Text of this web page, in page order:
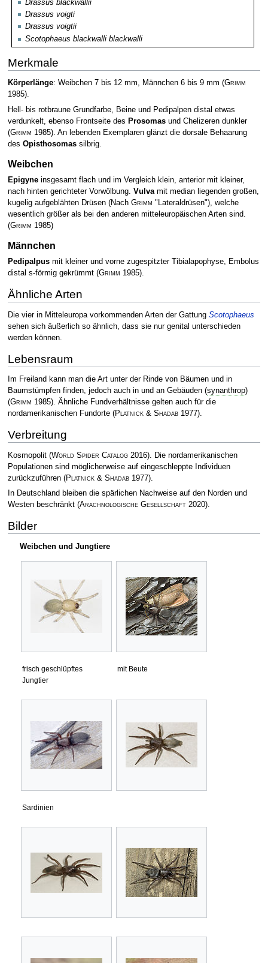
Drassus blackwallii
Drassus voigti
Drassus voigtii
Scotophaeus blackwalli blackwalli
Merkmale
Körperlänge: Weibchen 7 bis 12 mm, Männchen 6 bis 9 mm (Grimm
1985).
Hell- bis rotbraune Grundfarbe, Beine und Pedipalpen distal etwas
verdunkelt, ebenso Frontseite des Prosomasund Chelizeren dunkler
(Grimm 1985). An lebenden Exemplaren glänzt die dorsale Behaarung
des Opisthosomassilbrig.
Weibchen
Epigyneinsgesamt flach und im Vergleich klein, anterior mit kleiner,
nach hinten gerichteter Vorwölbung. Vulvamit median liegenden großen,
kugelig aufgeblähten Drüsen (Nach Grimm "Lateraldrüsen"), welche
wesentlich größer als bei den anderen mitteleuropäischen Arten sind.
(Grimm 1985)
Männchen
Pedipalpusmit kleiner und vorne zugespitzter Tibialapophyse, Embolus
distal s-förmig gekrümmt (Grimm 1985).
Ähnliche Arten
Die vier in Mitteleuropa vorkommenden Arten der Gattung Scotophaeus
sehen sich äußerlich so ähnlich, dass sie nur genital unterschieden
werden können.
Lebensraum
Im Freiland kann man die Art unter der Rinde von Bäumen und in
Baumstümpfen finden, jedoch auch in und an Gebäuden (synanthrop)
(Grimm 1985). Ähnliche Fundverhältnisse gelten auch für die
nordamerikanischen Fundorte (Platnick & Shadab1977).
Verbreitung
Kosmopolit (World Spider Catalog2016). Die nordamerikanischen
Populationen sind möglicherweise auf eingeschleppte Individuen
zurückzuführen (Platnick & Shadab1977).
In Deutschland bleiben die spärlichen Nachweise auf den Norden und
Westen beschränkt (Arachnologische Gesellschaft2020).
Bilder
Weibchen und Jungtiere
frisch geschlüpftes
Jungtier
mit Beute
Sardinien